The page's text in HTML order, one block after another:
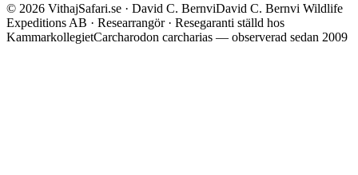
© 2026 VithajSafari.se · David C. BernviDavid C. Bernvi Wildlife
Expeditions AB · Researrangör · Resegaranti ställd hos
KammarkollegietCarcharodon carcharias — observerad sedan 2009